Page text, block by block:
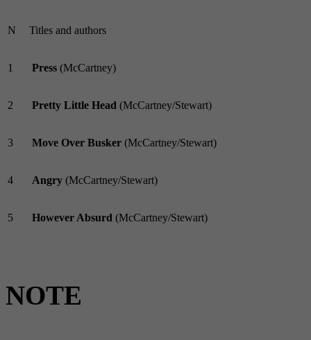
N Titles and authors
1 Press (McCartney)
2 Pretty Little Head (McCartney/Stewart)
3 Move Over Busker (McCartney/Stewart)
4 Angry (McCartney/Stewart)
5 However Absurd (McCartney/Stewart)
NOTE